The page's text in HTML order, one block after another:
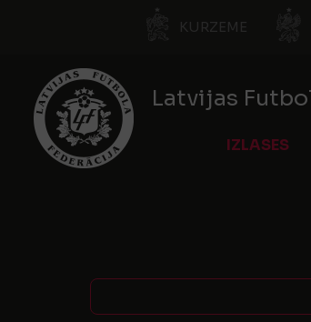
KURZEME
Latvijas
IZLASES